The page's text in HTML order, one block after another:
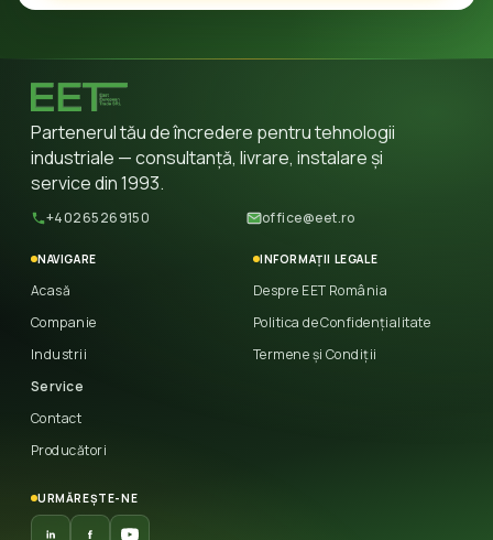
Partenerul tău de încredere pentru tehnologii
industriale — consultanță, livrare, instalare și
service din 1993.
+40265269150 office@eet.ro
NAVIGARE
Acasă
Companie
Industrii
Service
Contact
Producători
INFORMAȚII LEGALE
Despre EET România
Politica de Confidențialitate
Termene și Condiții
URMĂREȘTE-NE